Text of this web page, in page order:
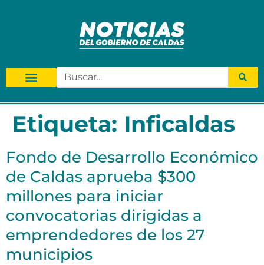
Etiqueta: Inficaldas
Fondo de Desarrollo Económico
de Caldas aprueba $300
millones para iniciar
convocatorias dirigidas a
emprendedores de los 27
municipios